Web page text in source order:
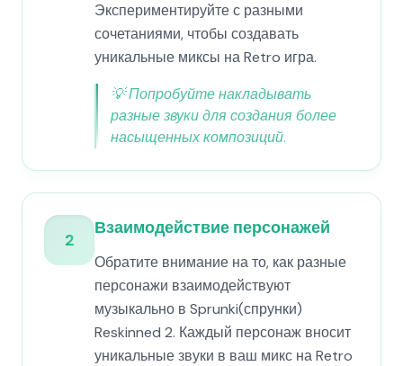
Экспериментируйте с разными
сочетаниями, чтобы создавать
уникальные миксы на Retro игра.
💡Попробуйте накладывать
разные звуки для создания более
насыщенных композиций.
2
Взаимодействие персонажей
Обратите внимание на то, как разные
персонажи взаимодействуют
музыкально в Sprunki(спрунки)
Reskinned 2. Каждый персонаж вносит
уникальные звуки в ваш микс на Retro